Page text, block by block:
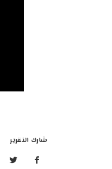
شارك التقرير